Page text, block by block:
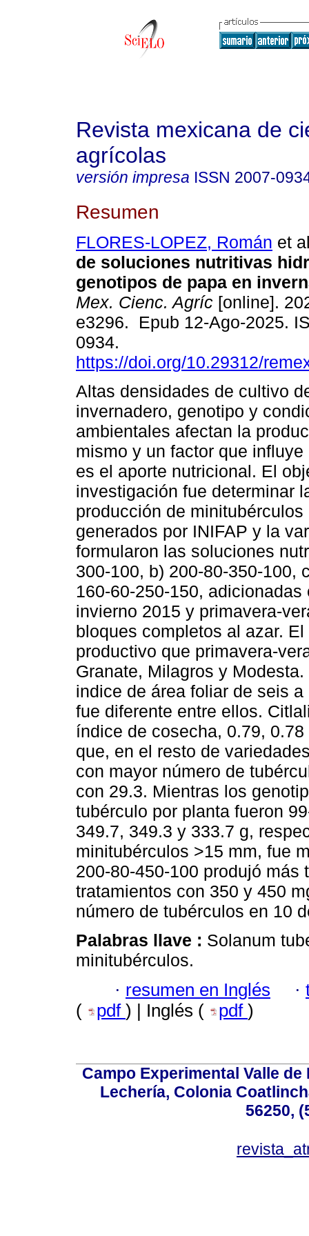
Revista mexicana de
agrícolas
versión impresa ISSN 2007-
Resumen
FLORES-LOPEZ, Román et
de soluciones nutritivas
genotipos de papa en
Mex. Cienc. Agríc [online].
e3296. Epub 12-Ago-2025.
0934.
https://doi.org/10.29312/
Altas densidades de cultivo
invernadero, genotipo y
ambientales afectan la
mismo y un factor que
es el aporte nutricional. El
investigación fue determinar
producción de
generados por INIFAP y la
formularon las soluciones
300-100, b) 200-80-350-100,
160-60-250-150,
invierno 2015 y primavera-
bloques completos al azar.
productivo que primavera-
Granate, Milagros y
indice de área foliar de seis
fue diferente entre ellos.
índice de cosecha, 0.79,
que, en el resto de
con mayor número de
con 29.3. Mientras los
tubérculo por planta fueron
349.7, 349.3 y 333.7 g,
minitubérculos >15 mm, fue
200-80-450-100 produjó más
tratamientos con 350 y 450
número de tubérculos en 10
Palabras llave : Solanum
minitubérculos.
· resumen en Inglés ·
(
pdf ) | Inglés ( pdf )
Campo Experimental Valle
Lechería, Colonia
56250,